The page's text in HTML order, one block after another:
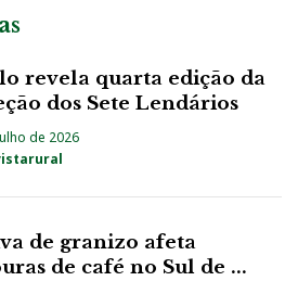
revela quarta edição da
dos Sete Lendários
de 2026
de granizo afeta
de café no Sul de ...